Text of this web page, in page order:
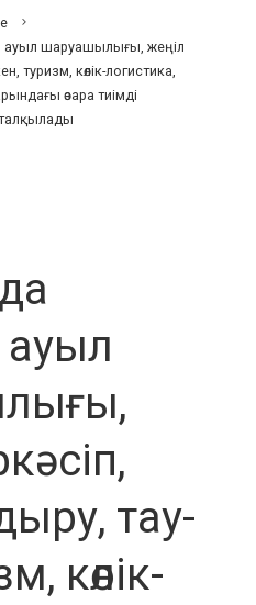
ауыл шаруашылығы, жеңіл
туризм, көлік-логистика,
өзара тиімді
талқылады
ауыл
тау-
көлік-